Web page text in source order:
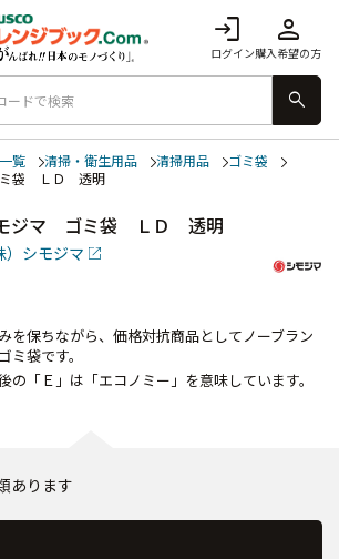
login
ログイン
person
購入希望の方
search
覧 清掃・衛生用品 清掃用品
ゴミ袋
袋 ＬＤ 透明
ジマ ゴミ袋 ＬＤ 透明
）シモジマ
を保ちながら、価格対抗商品としてノーブラン
ミ袋です。
の「Ｅ」は「エコノミー」を意味しています。
あります